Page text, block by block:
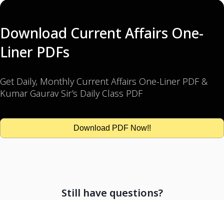
Download Current Affairs One-
Liner PDFs
Get Daily, Monthly Current Affairs One-Liner PDF &
Kumar Gaurav Sir’s Daily Class PDF
Download PDF Now!!
Still have questions?